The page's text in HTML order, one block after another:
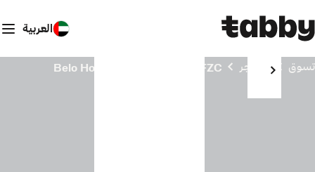
العربية
تسوق المتاجر Belo Home beauty services FZC